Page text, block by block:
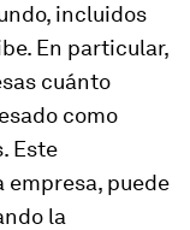
incluidos
En particular,
cuánto
como
Este
empresa, puede
la